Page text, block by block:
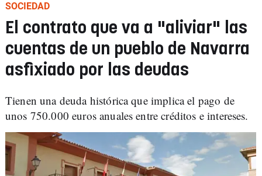
SOCIEDAD
El contrato que va a "aliviar" las
cuentas de un pueblo de Navarra
asfixiado por las deudas
Tienen una deuda histórica que implica el pago de
unos 750.000 euros anuales entre créditos e intereses.